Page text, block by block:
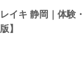
レイキ 静岡｜体験
版】